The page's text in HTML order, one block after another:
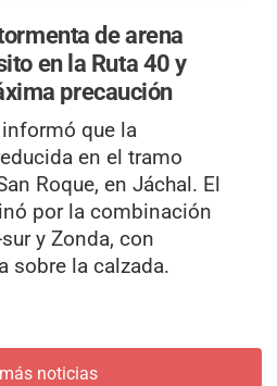
de arena
en la Ruta 40 y
precaución
que la
en el tramo
Roque, en Jáchal. El
por la combinación
y Zonda, con
sobre la calzada.
noticias